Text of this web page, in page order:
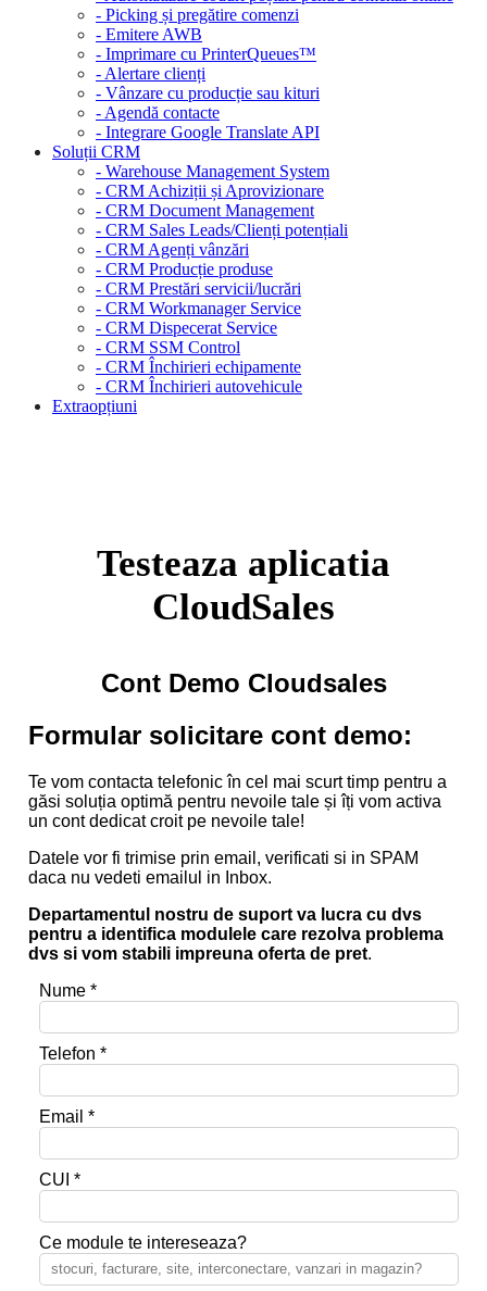
- Picking și pregătire comenzi
- Emitere AWB
- Imprimare cu PrinterQueues™
- Alertare clienți
- Vânzare cu producție sau kituri
- Agendă contacte
- Integrare Google Translate API
Soluții CRM
- Warehouse Management System
- CRM Achiziții și Aprovizionare
- CRM Document Management
- CRM Sales Leads/Clienți potențiali
- CRM Agenți vânzări
- CRM Producție produse
- CRM Prestări servicii/lucrări
- CRM Workmanager Service
- CRM Dispecerat Service
- CRM SSM Control
- CRM Închirieri echipamente
- CRM Închirieri autovehicule
Extraopțiuni
Testeaza aplicatia
CloudSales